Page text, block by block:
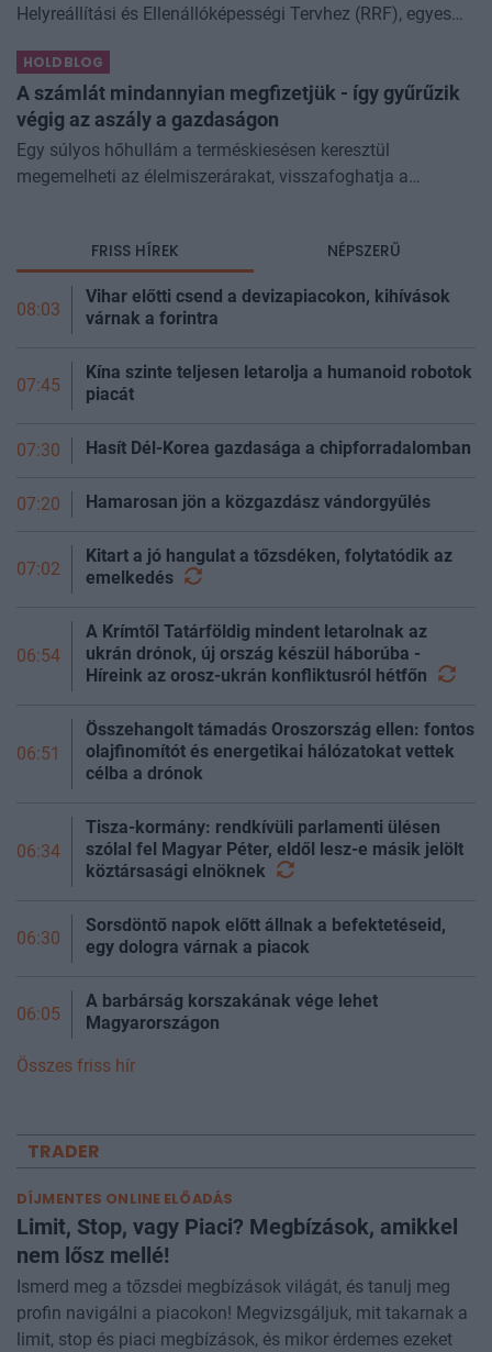
Helyreállítási és Ellenállóképességi Tervhez (RRF), egyes
kapcsolódó adóintézkedésekről, v
HOLDBLOG
A számlát mindannyian megfizetjük - így gyűrűzik
végig az aszály a gazdaságon
Egy súlyos hőhullám a terméskiesésen keresztül
megemelheti az élelmiszerárakat, visszafoghatja a
FRISS HÍREK NÉPSZERŰ
08:03
Vihar előtti csend a devizapiacokon, kihívások
várnak a forintra
07:45
Kína szinte teljesen letarolja a humanoid robotok
piacát
07:30 Hasít Dél-Korea gazdasága a chipforradalomban
07:20 Hamarosan jön a közgazdász vándorgyűlés
07:02
Kitart a jó hangulat a tőzsdéken, folytatódik az
emelkedés
06:54
A Krímtől Tatárföldig mindent letarolnak az
ukrán drónok, új ország készül háborúba -
Híreink az orosz-ukrán konfliktusról hétfőn
06:51
Összehangolt támadás Oroszország ellen: fontos
olajfinomítót és energetikai hálózatokat vettek
célba a drónok
06:34
Tisza-kormány: rendkívüli parlamenti ülésen
szólal fel Magyar Péter, eldől lesz-e másik jelölt
köztársasági elnöknek
06:30
Sorsdöntő napok előtt állnak a befektetéseid,
egy dologra várnak a piacok
06:05
A barbárság korszakának vége lehet
Magyarországon
Összes friss hír
TRADER
DÍJMENTES ONLINE ELŐADÁS
Limit, Stop, vagy Piaci? Megbízások, amikkel
nem lősz mellé!
Ismerd meg a tőzsdei megbízások világát, és tanulj meg
profin navigálni a piacokon! Megvizsgáljuk, mit takarnak a
limit, stop és piaci megbízások, és mikor érdemes ezeket